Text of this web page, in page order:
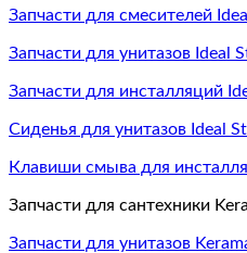
Запчасти для смесителей
Запчасти для унитазов Ideal
Запчасти для инсталляций
Сиденья для унитазов Ideal
Клавиши смыва для
Запчасти для сантехники
Запчасти для унитазов